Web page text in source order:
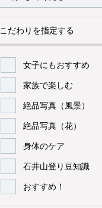
こだわりを指定する
女子にもおすすめ
家族で楽しむ
絶品写真（風景）
絶品写真（花）
身体のケア
石井山登り豆知識
おすすめ！